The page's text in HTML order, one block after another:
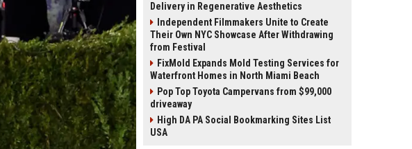
Delivery in Regenerative Aesthetics
Independent Filmmakers Unite to Create
Their Own NYC Showcase After Withdrawing
from Festival
FixMold Expands Mold Testing Services for
Waterfront Homes in North Miami Beach
Pop Top Toyota Campervans from $99,000
driveaway
High DA PA Social Bookmarking Sites List
USA